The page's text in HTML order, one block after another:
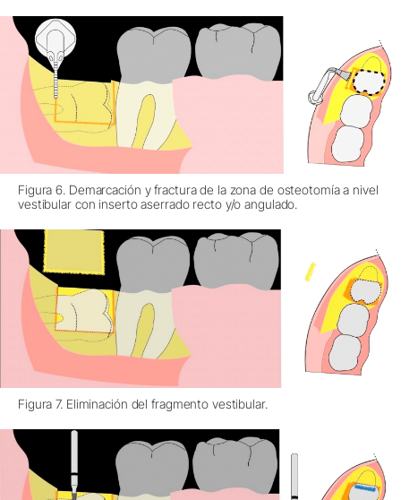
Figura 6. Demarcación y fractura de la zona de osteotomía a nivel
vestibular con inserto aserrado recto y/o angulado.
Figura 7. Eliminación del fragmento vestibular.